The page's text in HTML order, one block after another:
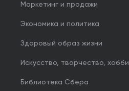
Маркетинг и продажи
Экономика и политика
Здоровый образ жизни
Искусство, творчество, хобби
Библиотека Сбера